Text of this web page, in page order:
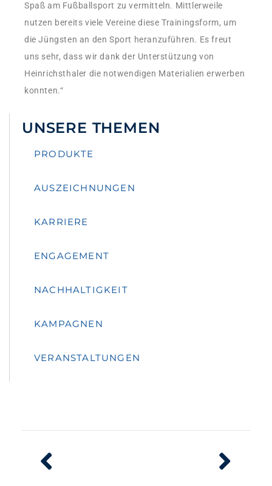
Spaß am Fußballsport zu vermitteln. Mittlerweile
nutzen bereits viele Vereine diese Trainingsform, um
die Jüngsten an den Sport heranzuführen. Es freut
uns sehr, dass wir dank der Unterstützung von
Heinrichsthaler die notwendigen Materialien erwerben
konnten.“
UNSERE THEMEN
PRODUKTE
AUSZEICHNUNGEN
KARRIERE
ENGAGEMENT
NACHHALTIGKEIT
KAMPAGNEN
VERANSTALTUNGEN